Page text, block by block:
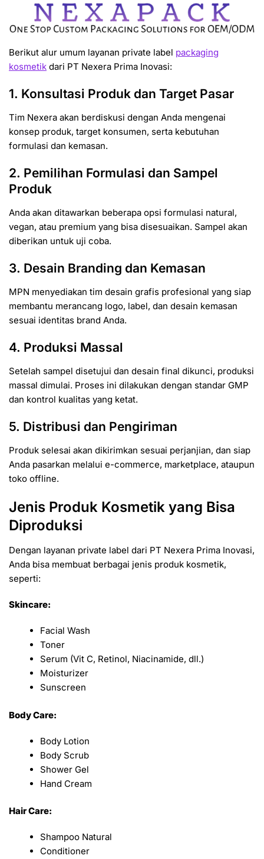
Berikut alur umum layanan private label packaging
kosmetik dari PT Nexera Prima Inovasi:
1. Konsultasi Produk dan Target Pasar
Tim Nexera akan berdiskusi dengan Anda mengenai
konsep produk, target konsumen, serta kebutuhan
formulasi dan kemasan.
2. Pemilihan Formulasi dan Sampel
Produk
Anda akan ditawarkan beberapa opsi formulasi natural,
vegan, atau premium yang bisa disesuaikan. Sampel akan
diberikan untuk uji coba.
3. Desain Branding dan Kemasan
MPN menyediakan tim desain grafis profesional yang siap
membantu merancang logo, label, dan desain kemasan
sesuai identitas brand Anda.
4. Produksi Massal
Setelah sampel disetujui dan desain final dikunci, produksi
massal dimulai. Proses ini dilakukan dengan standar GMP
dan kontrol kualitas yang ketat.
5. Distribusi dan Pengiriman
Produk selesai akan dikirimkan sesuai perjanjian, dan siap
Anda pasarkan melalui e-commerce, marketplace, ataupun
toko offline.
Jenis Produk Kosmetik yang Bisa
Diproduksi
Dengan layanan private label dari PT Nexera Prima Inovasi,
Anda bisa membuat berbagai jenis produk kosmetik,
seperti:
Skincare:
Facial Wash
Toner
Serum (Vit C, Retinol, Niacinamide, dll.)
Moisturizer
Sunscreen
Body Care:
Body Lotion
Body Scrub
Shower Gel
Hand Cream
Hair Care:
Shampoo Natural
Conditioner